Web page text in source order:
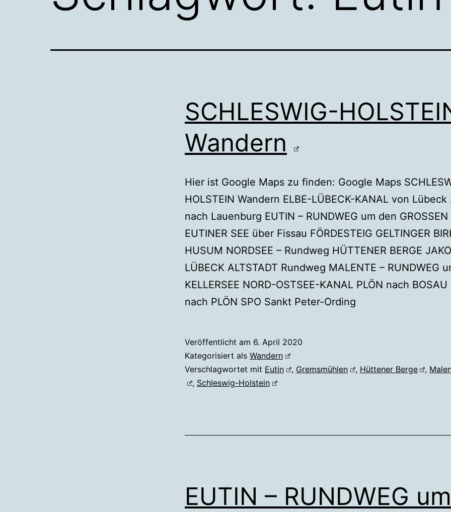
SCHLESWIG-
Wandern
Hier ist Google Maps zu finden: Google Maps
HOLSTEIN Wandern ELBE-LÜBECK-KANAL von
nach Lauenburg EUTIN – RUNDWEG um den GROSSEN
EUTINER SEE über Fissau FÖRDESTEIG GELTINGER
HUSUM NORDSEE – Rundweg HÜTTENER BERGE
LÜBECK ALTSTADT Rundweg MALENTE – RUNDWEG
KELLERSEE NORD-OSTSEE-KANAL PLÖN nach
nach PLÖN SPO Sankt Peter-Ording
Veröffentlicht am 6. April 2020
Kategorisiert als Wandern
Verschlagwortet mit Eutin , Gremsmühlen , Hüttener Berge ,
, Schleswig-Holstein
EUTIN – RUNDWEG um